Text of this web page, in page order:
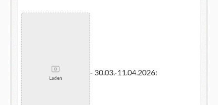
Laden
- 30.03.-11.04.2026: